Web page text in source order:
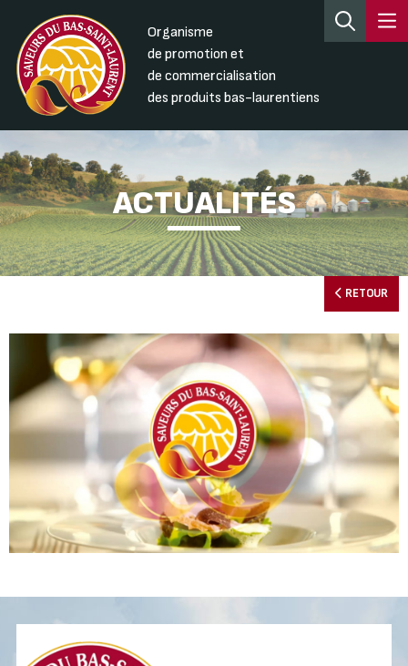
Organisme
de promotion et
de commercialisation
des produits bas-laurentiens
ACTUALITÉS
RETOUR